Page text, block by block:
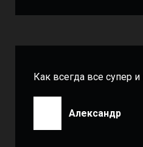
Как всегда все супер
Александр